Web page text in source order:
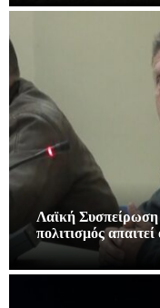
Λαϊκή
πολιτισμός